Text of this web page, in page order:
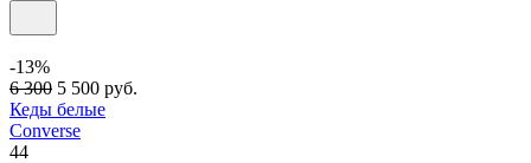
-13%
6 300 5 500 руб.
Кеды белые
Converse
44